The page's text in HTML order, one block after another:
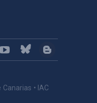
• IAC